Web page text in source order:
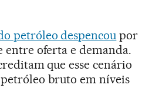
petróleo despencou por
entre oferta e demanda.
que esse cenário
bruto em níveis